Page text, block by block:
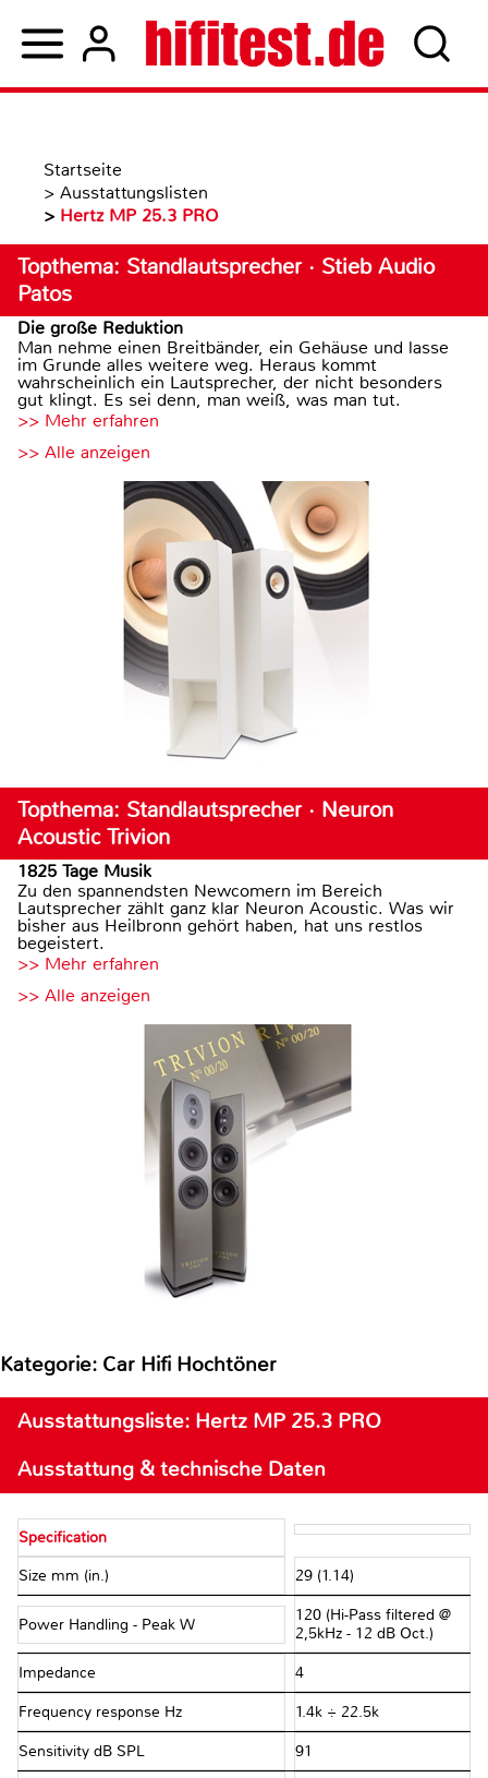
Startseite
> Ausstattungslisten
> Hertz MP 25.3 PRO
Topthema: Standlautsprecher · Stieb Audio
Patos
Die große Reduktion
Man nehme einen Breitbänder, ein Gehäuse und lasse
im Grunde alles weitere weg. Heraus kommt
wahrscheinlich ein Lautsprecher, der nicht besonders
gut klingt. Es sei denn, man weiß, was man tut.
>> Mehr erfahren
>> Alle anzeigen
Topthema: Standlautsprecher · Neuron
Acoustic Trivion
1825 Tage Musik
Zu den spannendsten Newcomern im Bereich
Lautsprecher zählt ganz klar Neuron Acoustic. Was wir
bisher aus Heilbronn gehört haben, hat uns restlos
begeistert.
>> Mehr erfahren
>> Alle anzeigen
Kategorie: Car Hifi Hochtöner
Ausstattungsliste: Hertz MP 25.3 PRO
Ausstattung & technische Daten
Specification
Size mm (in.) 29 (1.14)
Power Handling - Peak W
120 (Hi-Pass filtered @
2,5kHz - 12 dB Oct.)
Impedance Ω 4
Frequency response Hz 1.4k ÷ 22.5k
Sensitivity dB SPL 91